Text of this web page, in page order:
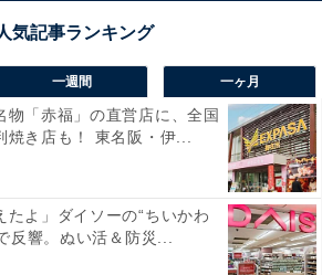
一週間 一ヶ月
物「赤福」の直営店に、全国
焼き店も！ 東名阪・伊...
たよ」ダイソーの“ちいかわ
反響。ぬい活＆防災...